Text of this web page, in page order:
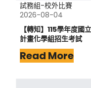
試務組-校外比賽
2026-08-04
【轉知】115學年度
計畫化學組招生考試
Read More